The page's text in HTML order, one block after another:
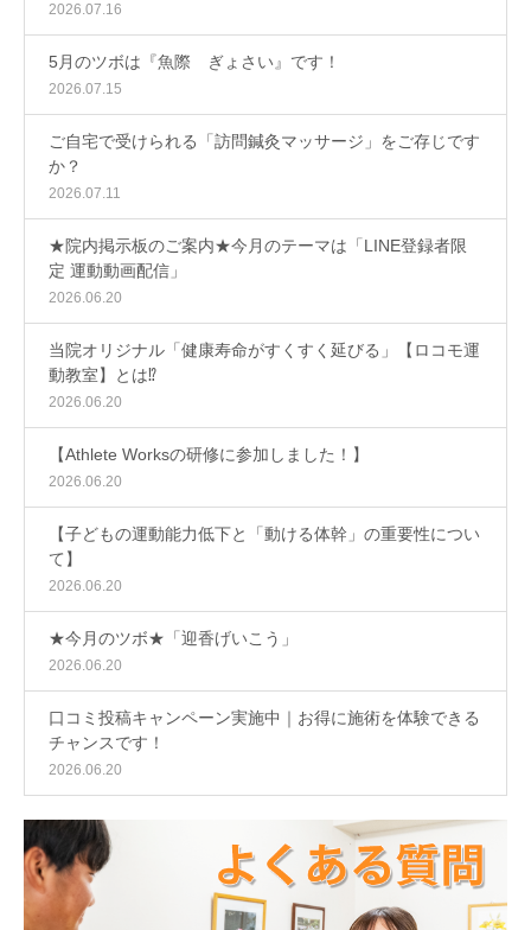
2026.07.16
5月のツボは『魚際 ぎょさい』です！
2026.07.15
ご自宅で受けられる「訪問鍼灸マッサージ」をご存じです
か？
2026.07.11
★院内掲示板のご案内★今月のテーマは「LINE登録者限
定 運動動画配信」
2026.06.20
当院オリジナル「健康寿命がすくすく延びる」【ロコモ運
動教室】とは⁉
2026.06.20
【Athlete Worksの研修に参加しました！】
2026.06.20
【子どもの運動能力低下と「動ける体幹」の重要性につい
て】
2026.06.20
★今月のツボ★「迎香げいこう」
2026.06.20
口コミ投稿キャンペーン実施中｜お得に施術を体験できる
チャンスです！
2026.06.20